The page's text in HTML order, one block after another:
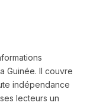
Guinée. Il couvre
indépendance
lecteurs un